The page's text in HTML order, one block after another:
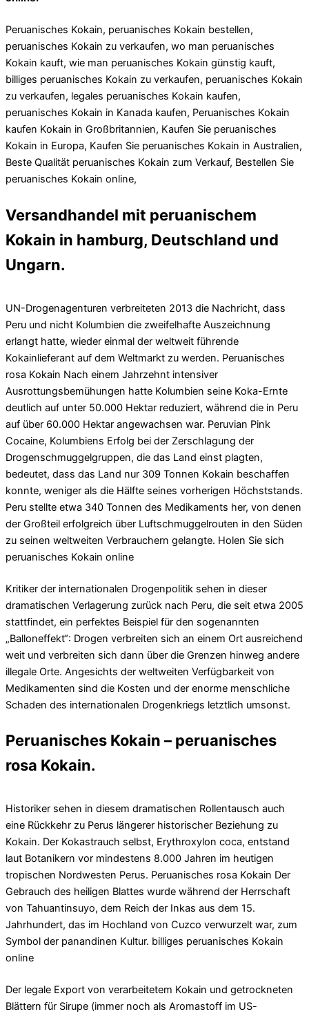
Peruanisches Kokain, peruanisches Kokain bestellen,
peruanisches Kokain zu verkaufen, wo man peruanisches
Kokain kauft, wie man peruanisches Kokain günstig kauft,
billiges peruanisches Kokain zu verkaufen, peruanisches Kokain
zu verkaufen, legales peruanisches Kokain kaufen,
peruanisches Kokain in Kanada kaufen, Peruanisches Kokain
kaufen Kokain in Großbritannien, Kaufen Sie peruanisches
Kokain in Europa, Kaufen Sie peruanisches Kokain in Australien,
Beste Qualität peruanisches Kokain zum Verkauf, Bestellen Sie
peruanisches Kokain online,
Versandhandel mit peruanischem
Kokain in hamburg, Deutschland und
Ungarn.
UN-Drogenagenturen verbreiteten 2013 die Nachricht, dass
Peru und nicht Kolumbien die zweifelhafte Auszeichnung
erlangt hatte, wieder einmal der weltweit führende
Kokainlieferant auf dem Weltmarkt zu werden. Peruanisches
rosa Kokain Nach einem Jahrzehnt intensiver
Ausrottungsbemühungen hatte Kolumbien seine Koka-Ernte
deutlich auf unter 50.000 Hektar reduziert, während die in Peru
auf über 60.000 Hektar angewachsen war. Peruvian Pink
Cocaine, Kolumbiens Erfolg bei der Zerschlagung der
Drogenschmuggelgruppen, die das Land einst plagten,
bedeutet, dass das Land nur 309 Tonnen Kokain beschaffen
konnte, weniger als die Hälfte seines vorherigen Höchststands.
Peru stellte etwa 340 Tonnen des Medikaments her, von denen
der Großteil erfolgreich über Luftschmuggelrouten in den Süden
zu seinen weltweiten Verbrauchern gelangte. Holen Sie sich
peruanisches Kokain online
Kritiker der internationalen Drogenpolitik sehen in dieser
dramatischen Verlagerung zurück nach Peru, die seit etwa 2005
stattfindet, ein perfektes Beispiel für den sogenannten
„Balloneffekt“: Drogen verbreiten sich an einem Ort ausreichend
weit und verbreiten sich dann über die Grenzen hinweg andere
illegale Orte. Angesichts der weltweiten Verfügbarkeit von
Medikamenten sind die Kosten und der enorme menschliche
Schaden des internationalen Drogenkriegs letztlich umsonst.
Peruanisches Kokain – peruanisches
rosa Kokain.
Historiker sehen in diesem dramatischen Rollentausch auch
eine Rückkehr zu Perus längerer historischer Beziehung zu
Kokain. Der Kokastrauch selbst, Erythroxylon coca, entstand
laut Botanikern vor mindestens 8.000 Jahren im heutigen
tropischen Nordwesten Perus. Peruanisches rosa Kokain Der
Gebrauch des heiligen Blattes wurde während der Herrschaft
von Tahuantinsuyo, dem Reich der Inkas aus dem 15.
Jahrhundert, das im Hochland von Cuzco verwurzelt war, zum
Symbol der panandinen Kultur. billiges peruanisches Kokain
online
Der legale Export von verarbeitetem Kokain und getrockneten
Blättern für Sirupe (immer noch als Aromastoff im US-